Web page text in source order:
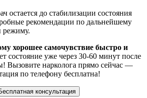
остается до стабилизации состояния
рекомендации по дальнейшему
режиму.
хорошее самочувствие быстро и
состояние уже через 30-60 минут после
Вызовите нарколога прямо сейчас —
по телефону бесплатна!
консультация